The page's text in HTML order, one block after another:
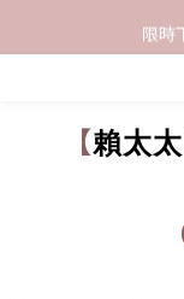
限時
限時
限時
【賴太太